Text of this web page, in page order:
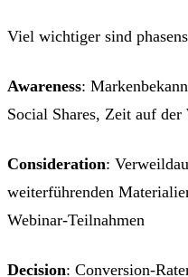
Viel wichtiger sind
Awareness:
Social Shares, Zeit auf
Consideration:
weiterführenden
Webinar-Teilnahmen
Decision: Conversion-